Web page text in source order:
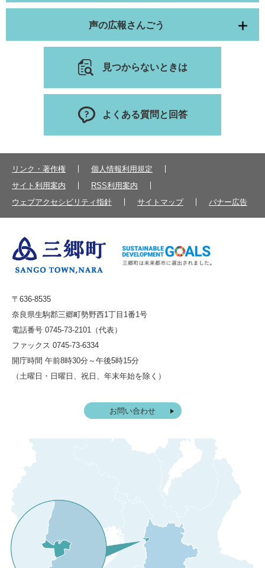
声の広報さんごう
見つからないときは
よくある質問と回答
リンク・著作権
個人情報利用規定
サイト利用案内
RSS利用案内
ウェブアクセシビリティ指針
サイトマップ バナー広告
〒636-8535
奈良県生駒郡三郷町勢野西1丁目1番1号
電話番号 0745-73-2101（代表）
ファックス 0745-73-6334
開庁時間 午前8時30分～午後5時15分
（土曜日・日曜日、祝日、年末年始を除く）
お問い合わせ